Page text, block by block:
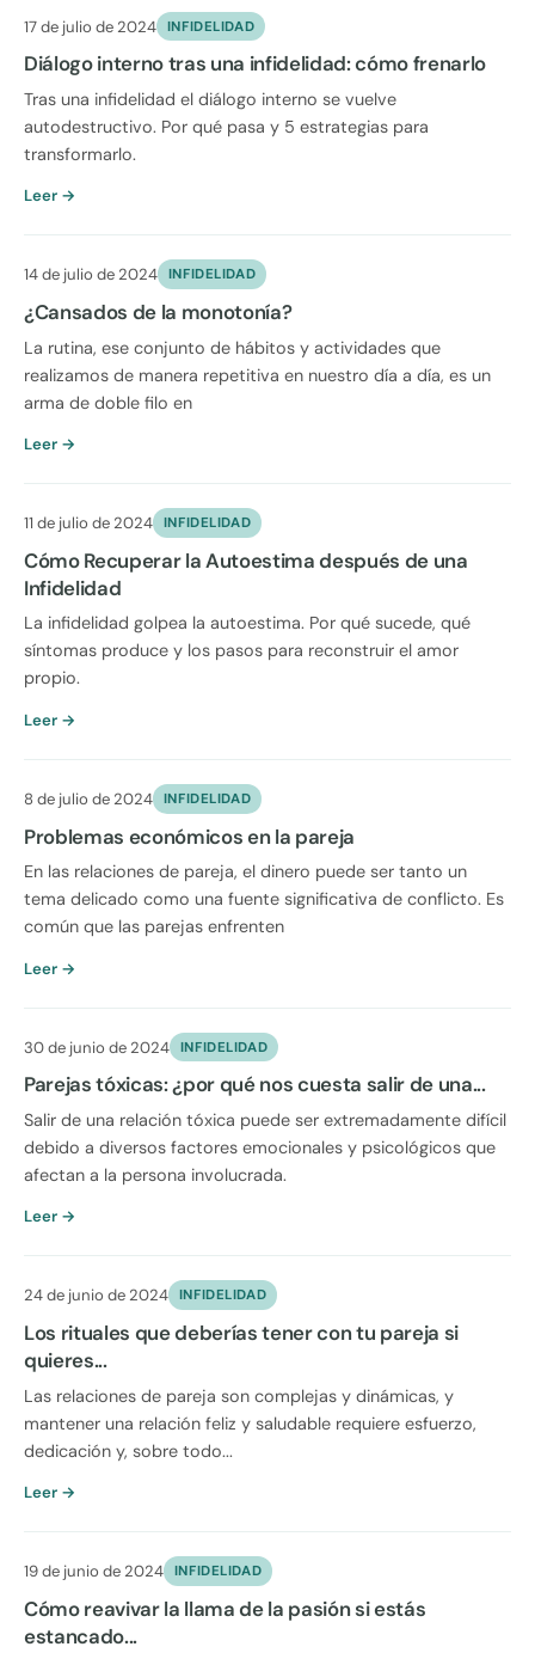
17 de julio de 2024 INFIDELIDAD
Diálogo interno tras una infidelidad: cómo frenarlo
Tras una infidelidad el diálogo interno se vuelve
autodestructivo. Por qué pasa y 5 estrategias para
transformarlo.
Leer →
14 de julio de 2024 INFIDELIDAD
¿Cansados de la monotonía?
La rutina, ese conjunto de hábitos y actividades que
realizamos de manera repetitiva en nuestro día a día, es un
arma de doble filo en
Leer →
11 de julio de 2024 INFIDELIDAD
Cómo Recuperar la Autoestima después de una
Infidelidad
La infidelidad golpea la autoestima. Por qué sucede, qué
síntomas produce y los pasos para reconstruir el amor
propio.
Leer →
8 de julio de 2024 INFIDELIDAD
Problemas económicos en la pareja
En las relaciones de pareja, el dinero puede ser tanto un
tema delicado como una fuente significativa de conflicto. Es
común que las parejas enfrenten
Leer →
30 de junio de 2024 INFIDELIDAD
Parejas tóxicas: ¿por qué nos cuesta salir de una...
Salir de una relación tóxica puede ser extremadamente difícil
debido a diversos factores emocionales y psicológicos que
afectan a la persona involucrada.
Leer →
24 de junio de 2024 INFIDELIDAD
Los rituales que deberías tener con tu pareja si
quieres...
Las relaciones de pareja son complejas y dinámicas, y
mantener una relación feliz y saludable requiere esfuerzo,
dedicación y, sobre todo...
Leer →
19 de junio de 2024 INFIDELIDAD
Cómo reavivar la llama de la pasión si estás
estancado...